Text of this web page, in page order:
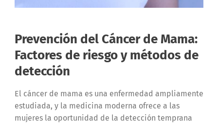
Prevención del Cáncer de Mama:
Factores de riesgo y métodos de
detección
El cáncer de mama es una enfermedad ampliamente
estudiada, y la medicina moderna ofrece a las
mujeres la oportunidad de la detección temprana